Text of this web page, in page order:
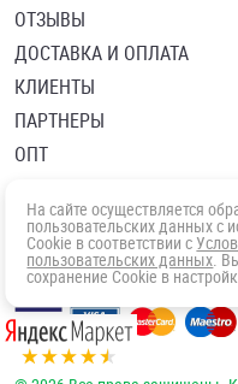
ОТЗЫВЫ
ДОСТАВКА И ОПЛАТА
КЛИЕНТЫ
ПАРТНЕРЫ
ОПТ
Политика в отношении
Согласие посетителя сайта
На сайте осуществляется
пользовательских данных с
Cookie в соответствии с
пользовательских данных.
сохранение Cookie в